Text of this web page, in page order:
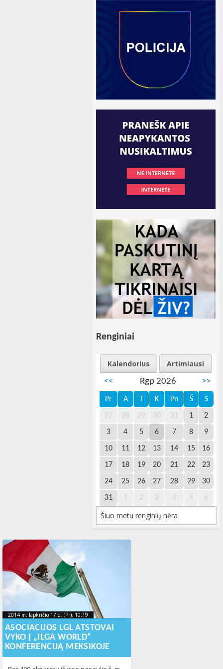
Renginiai
Kalendorius
Artimiausi
<<
Rgp 2026 >>
Pr A T K Pn Š S
27 28 29 30 31 1 2
3 4 5 6 7 8 9
10 11 12 13 14 15 16
17 18 19 20 21 22 23
24 25 26 27 28 29 30
31 1 2 3 4 5 6
Šiuo metu renginių nėra
2014 m. lapkričio 17 d. (Pr), 10:19
2015-11-20T15:09:47+00:00
2014 m. lapkričio 17 d. (Pr), 10:19
2015-11-
20T15:09:47+00:00
ASOCIACIJOS LGL ATSTOVAI
VYKO Į „ILGA WORLD“
KONFERENCIJĄ MEKSIKOJE